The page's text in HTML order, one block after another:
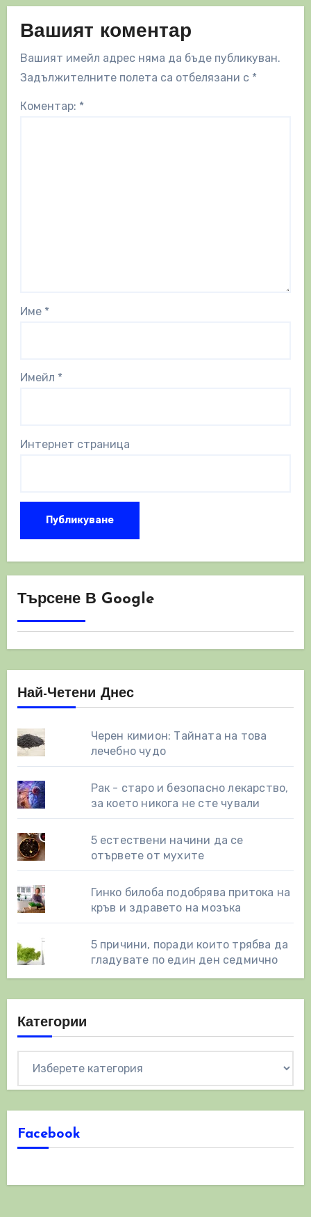
Вашият коментар
Вашият имейл адрес няма да бъде публикуван.
Задължителните полета са отбелязани с *
Коментар: *
Име *
Имейл *
Интернет страница
Търсене В Google
Най-Четени Днес
Черен кимион: Тайната на това
лечебно чудо
Рак - старо и безопасно лекарство,
за което никога не сте чували
5 естествени начини да се
отървете от мухите
Гинко билоба подобрява притока на
кръв и здравето на мозъка
5 причини, поради които трябва да
гладувате по един ден седмично
Категории
Facebook